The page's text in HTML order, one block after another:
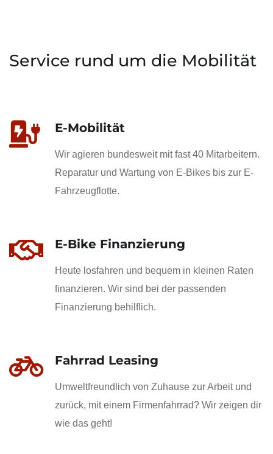
Service rund um die Mobilität
E-Mobilität
Wir agieren bundesweit mit fast 40 Mitarbeitern.
Reparatur und Wartung von E-Bikes bis zur E-
Fahrzeugflotte.
E-Bike Finanzierung
Heute losfahren und bequem in kleinen Raten
finanzieren. Wir sind bei der passenden
Finanzierung behilflich.
Fahrrad Leasing
Umweltfreundlich von Zuhause zur Arbeit und
zurück, mit einem Firmenfahrrad? Wir zeigen dir
wie das geht!